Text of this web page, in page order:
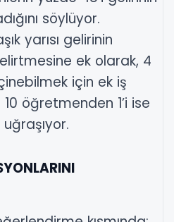
söylüyor.
yarısı gelirinin
ek olarak, 4
için ek iş
öğretmenden 1’i ise
uğraşıyor.